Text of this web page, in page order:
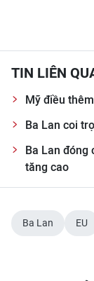
NHÂN DÂN
NHÂN DÂN
MUA BÁO
ĐỌC BÁO IN
ENGLISH
TIN LIÊN
Mỹ điều
Ba Lan coi
Ba Lan
tăng cao
Ba Lan EU